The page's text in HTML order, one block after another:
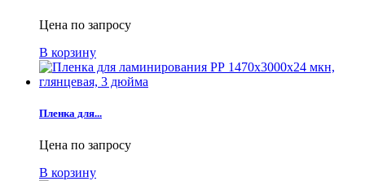
Цена по запросу
В корзину
Пленка для...
Цена по запросу
В корзину